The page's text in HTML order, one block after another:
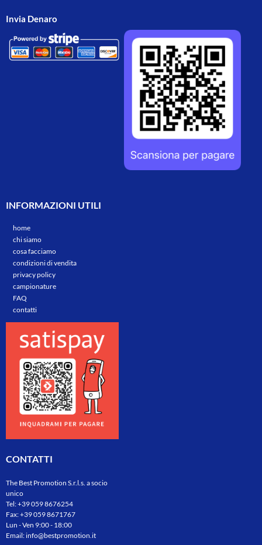
Invia Denaro
INFORMAZIONI UTILI
home
chi siamo
cosa facciamo
condizioni di vendita
privacy policy
campionature
FAQ
contatti
CONTATTI
The Best Promotion S.r.l.s. a socio
unico
Tel:+39 059 8676254
Fax: +39 059 8671767
Lun - Ven 9:00 - 18:00
Email:info@bestpromotion.it